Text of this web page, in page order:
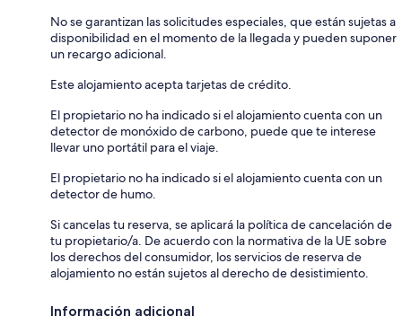
No se garantizan las solicitudes especiales, que están sujetas a
disponibilidad en el momento de la llegada y pueden suponer
un recargo adicional.
Este alojamiento acepta tarjetas de crédito.
El propietario no ha indicado si el alojamiento cuenta con un
detector de monóxido de carbono, puede que te interese
llevar uno portátil para el viaje.
El propietario no ha indicado si el alojamiento cuenta con un
detector de humo.
Si cancelas tu reserva, se aplicará la política de cancelación de
tu propietario/a. De acuerdo con la normativa de la UE sobre
los derechos del consumidor, los servicios de reserva de
alojamiento no están sujetos al derecho de desistimiento.
Información adicional